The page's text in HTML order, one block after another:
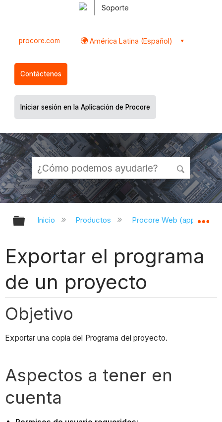
Soporte
procore.com América Latina (Español)
Contáctenos
Iniciar sesión en la Aplicación de Procore
Expandir/contraer jerarquía global
Inicio Productos Procore Web
Exportar el programa
de un proyecto
Objetivo
Exportar una copia del Programa del proyecto.
Aspectos a tener en
cuenta